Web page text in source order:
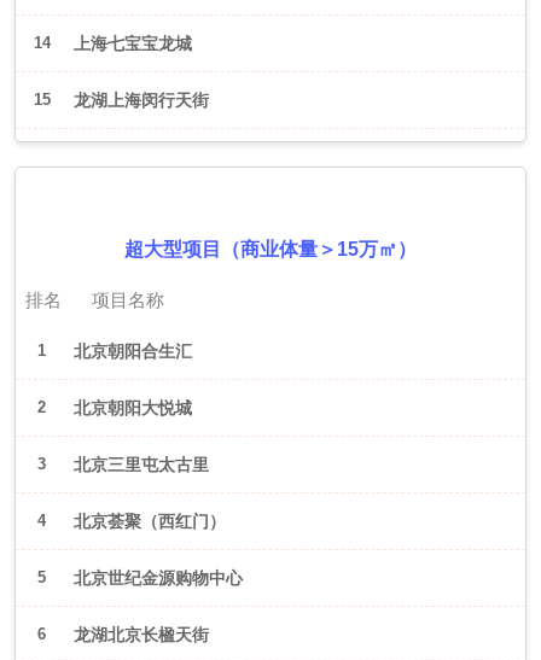
14 上海七宝宝龙城
15 龙湖上海闵行天街
超大型项目（商业体量＞15万㎡）
排名 项目名称
1 北京朝阳合生汇
2 北京朝阳大悦城
3 北京三里屯太古里
4 北京荟聚（西红门）
5 北京世纪金源购物中心
6 龙湖北京长楹天街